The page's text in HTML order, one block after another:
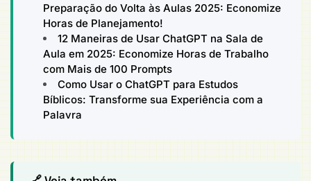
Preparação do Volta às Aulas 2025: Economize
Horas de Planejamento!
12 Maneiras de Usar ChatGPT na Sala de
Aula em 2025: Economize Horas de Trabalho
com Mais de 100 Prompts
Como Usar o ChatGPT para Estudos
Bíblicos: Transforme sua Experiência com a
Palavra